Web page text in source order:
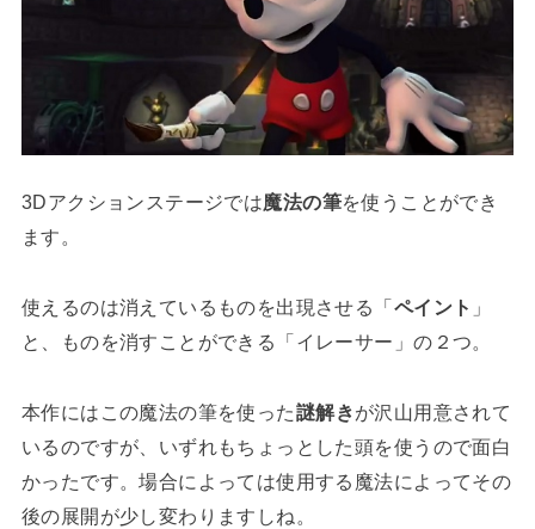
3Dアクションステージでは魔法の筆を使うことができ
ます。
使えるのは消えているものを出現させる「ペイント 」
と、ものを消すことができる「イレーサー」の２つ。
本作にはこの魔法の筆を使った謎解きが沢山用意されて
いるのですが、いずれもちょっとした頭を使うので面白
かったです。場合によっては使用する魔法によってその
後の展開が少し変わりますしね。